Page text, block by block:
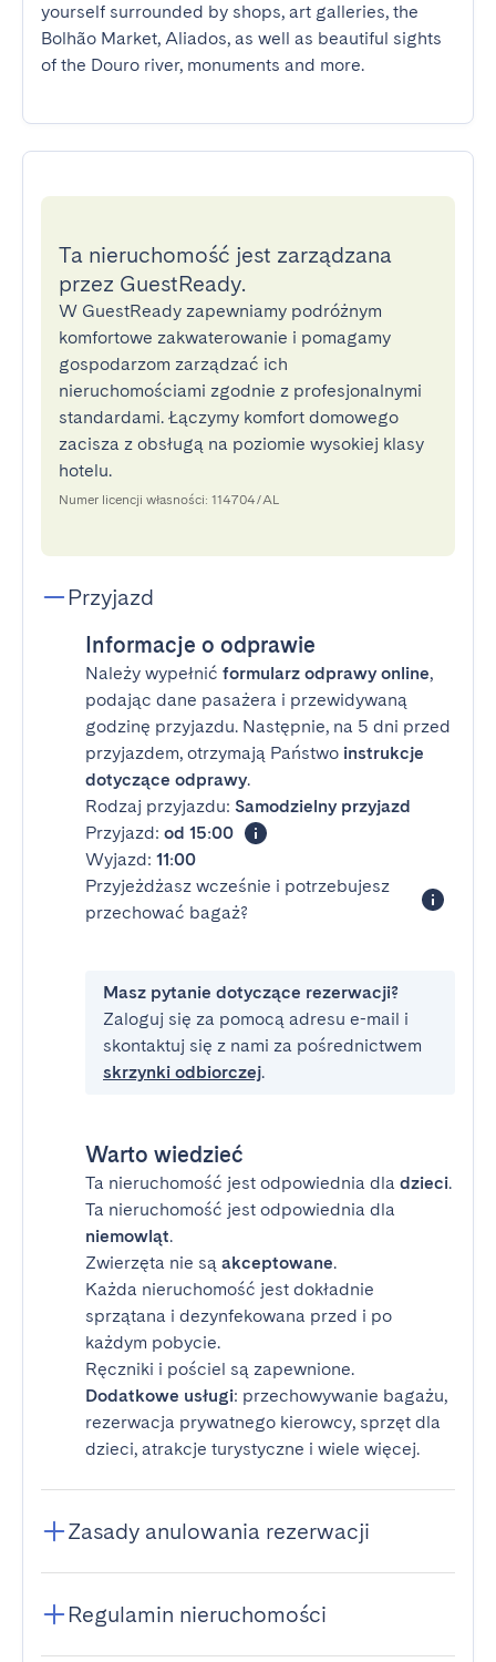
yourself surrounded by shops, art galleries, the
Bolhão Market, Aliados, as well as beautiful sights
of the Douro river, monuments and more.
Ta nieruchomość jest zarządzana
przez GuestReady.
W GuestReady zapewniamy podróżnym
komfortowe zakwaterowanie i pomagamy
gospodarzom zarządzać ich
nieruchomościami zgodnie z profesjonalnymi
standardami. Łączymy komfort domowego
zacisza z obsługą na poziomie wysokiej klasy
hotelu.
Numer licencji własności: 114704/AL
Przyjazd
Informacje o odprawie
Należy wypełnić formularz odprawy online,
podając dane pasażera i przewidywaną
godzinę przyjazdu. Następnie, na 5 dni przed
przyjazdem, otrzymają Państwo instrukcje
dotyczące odprawy.
Rodzaj przyjazdu: Samodzielny przyjazd
Przyjazd: od 15:00
Wyjazd: 11:00
Przyjeżdżasz wcześnie i potrzebujesz
przechować bagaż?
Masz pytanie dotyczące rezerwacji?
Zaloguj się za pomocą adresu e-mail i
skontaktuj się z nami za pośrednictwem
skrzynki odbiorczej.
Warto wiedzieć
Ta nieruchomość jest odpowiednia dla dzieci.
Ta nieruchomość jest odpowiednia dla
niemowląt.
Zwierzęta nie są akceptowane.
Każda nieruchomość jest dokładnie
sprzątana i dezynfekowana przed i po
każdym pobycie.
Ręczniki i pościel są zapewnione.
Dodatkowe usługi: przechowywanie bagażu,
rezerwacja prywatnego kierowcy, sprzęt dla
dzieci, atrakcje turystyczne i wiele więcej.
Zasady anulowania rezerwacji
Regulamin nieruchomości